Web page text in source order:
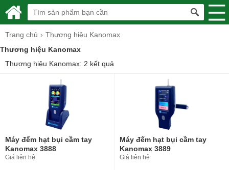
Trang chủ
Thương hiệu Kanomax
Thương hiệu Kanomax
Thương hiệu Kanomax: 2 kết quả
Máy đếm hạt bụi cầm tay
Kanomax 3888
Giá liên hệ
Máy đếm hạt bụi cầm tay
Kanomax 3889
Giá liên hệ